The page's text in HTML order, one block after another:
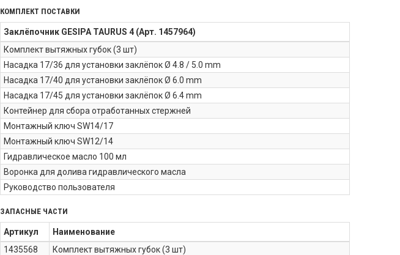
КОМПЛЕКТ ПОСТАВКИ
Заклёпочник GESIPA TAURUS 4 (Арт. 1457964)
Комплект вытяжных губок (3 шт)
Насадка 17/36 для установки заклёпок Ø 4.8 / 5.0 mm
Насадка 17/40 для установки заклёпок Ø 6.0 mm
Насадка 17/45 для установки заклёпок Ø 6.4 mm
Контейнер для сбора отработанных стержней
Монтажный ключ SW14/17
Монтажный ключ SW12/14
Гидравлическое масло 100 мл
Воронка для долива гидравлического масла
Руководство пользователя
ЗАПАСНЫЕ ЧАСТИ
Артикул
Наименование
1435568
Комплект вытяжных губок (3 шт)